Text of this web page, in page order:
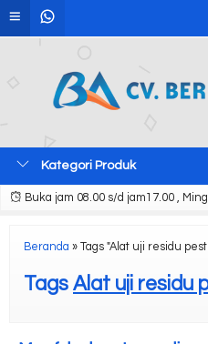
Kategori Produk
Buka jam 08.00 s/d jam17.00 ,
Beranda » Tags "Alat uji residu
Tags Alat uji residu